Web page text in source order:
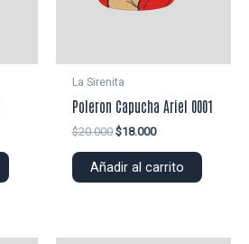
La Sirenita
Poleron Capucha Ariel 0001
$20.000 El
original
$18.000El
actual
Añadir al carrito